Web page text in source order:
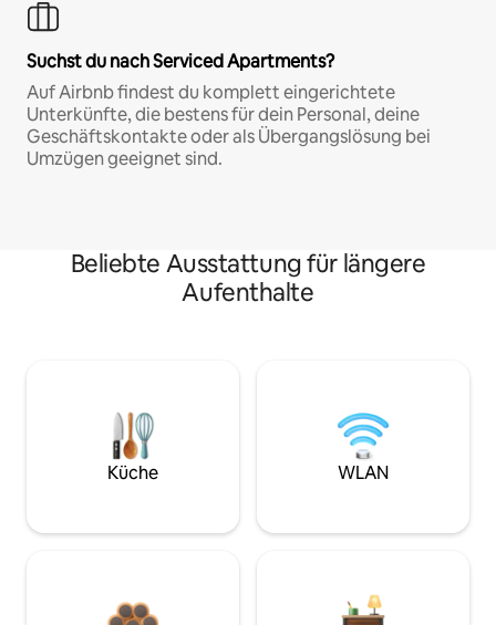
Suchst du nach Serviced Apartments?
Auf Airbnb findest du komplett eingerichtete
Unterkünfte, die bestens für dein Personal, deine
Geschäftskontakte oder als Übergangslösung bei
Umzügen geeignet sind.
Beliebte Ausstattung für längere
Aufenthalte
Küche WLAN